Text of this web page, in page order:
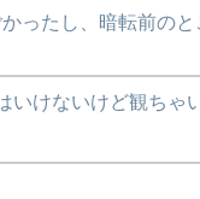
ったし、暗転前の
いけないけど観ちゃ